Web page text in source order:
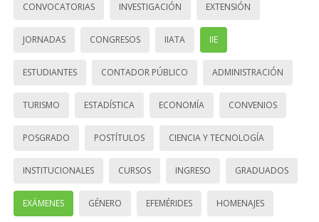
CONVOCATORIAS INVESTIGACIÓN EXTENSIÓN
JORNADAS CONGRESOS IIATA IIE
ESTUDIANTES CONTADOR PÚBLICO ADMINISTRACIÓN
TURISMO ESTADÍSTICA ECONOMÍA CONVENIOS
POSGRADO POSTÍTULOS CIENCIA Y TECNOLOGÍA
INSTITUCIONALES CURSOS INGRESO GRADUADOS
EXÁMENES GÉNERO EFEMÉRIDES HOMENAJES